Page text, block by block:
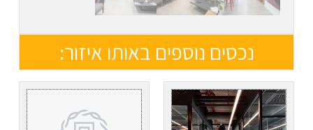
נכסים נוספים באותו איזור: